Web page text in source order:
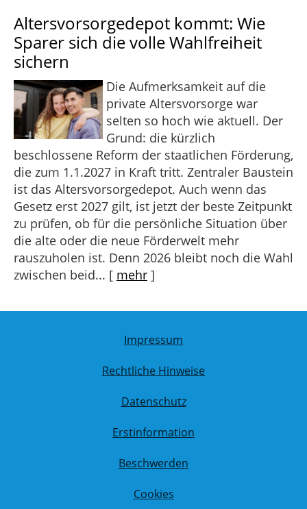
Altersvorsorge­depot kommt: Wie
Sparer sich die volle Wahlfreiheit
sichern
Die Aufmerksamkeit auf die
private Altersvorsorge war
selten so hoch wie aktuell. Der
Grund: die kürzlich
beschlossene Reform der staatlichen Förderung,
die zum 1.1.2027 in Kraft tritt. Zentraler Baustein
ist das Altersvorsorgedepot. Auch wenn das
Gesetz erst 2027 gilt, ist jetzt der beste Zeitpunkt
zu prüfen, ob für die persönliche Situation über
die alte oder die neue Förderwelt mehr
rauszuholen ist. Denn 2026 bleibt noch die Wahl
zwischen beid... [ mehr ]
Impressum
Rechtliche Hinweise
Datenschutz
Erstinformation
Beschwerden
Cookies